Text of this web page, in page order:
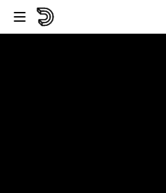
プレイヤーにスキップ
メインコンテンツにスキップ